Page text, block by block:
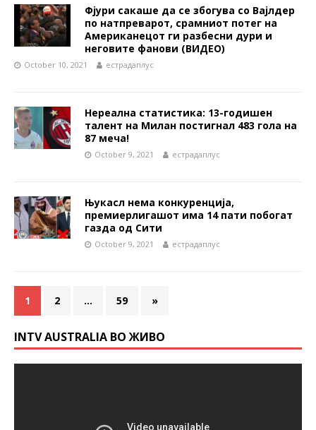
Фјури сакаше да се збогува со Вајлдер
по натпреварот, срамниот потег на
Американецот ги разбесни дури и
неговите фанови (ВИДЕО)
October 10, 2021 естрадаплус
Нереална статистика: 13-годишен
талент на Милан постигнал 483 гола на
87 меча!
October 9, 2021 естрадаплус
Њукасл нема конкуренција,
премиерлигашот има 14 пати побогат
газда од Сити
October 9, 2021 естрадаплус
1 2 … 59 »
INTV AUSTRALIA ВО ЖИВО